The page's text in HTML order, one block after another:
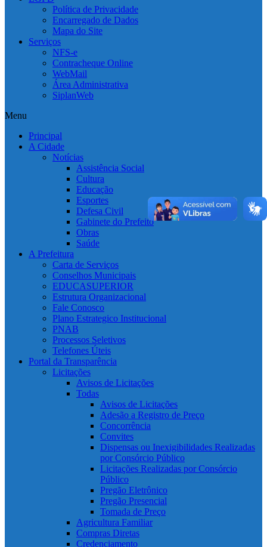
Política de Privacidade
Encarregado de Dados
Mapa do Site
Serviços
NFS-e
Contracheque Online
WebMail
Área Administrativa
SiplanWeb
Menu
Principal
A Cidade
Notícias
Assistência Social
Cultura
Educação
Esportes
Defesa Civil
Gabinete do Prefeito
Obras
Saúde
A Prefeitura
Carta de Serviços
Conselhos Municipais
EDUCASUPERIOR
Estrutura Organizacional
Fale Conosco
Plano Estrategico Institucional
PNAB
Processos Seletivos
Telefones Úteis
Portal da Transparência
Licitações
Avisos de Licitações
Todas
Avisos de Licitações
Adesão a Registro de Preço
Concorrência
Convites
Dispensas ou Inexigibilidades Realizadas
por Consórcio Público
Licitações Realizadas por Consórcio
Público
Pregão Eletrônico
Pregão Presencial
Tomada de Preço
Agricultura Familiar
Compras Diretas
Credenciamento